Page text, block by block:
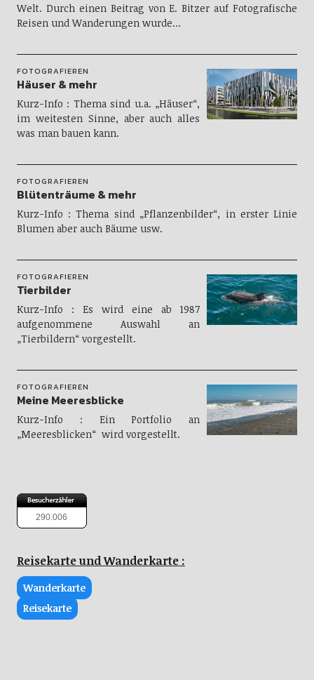
Welt. Durch einen Beitrag von E. Bitzer auf Fotografische
Reisen und Wanderungen wurde…
FOTOGRAFIEREN
Häuser & mehr
Kurz-Info : Thema sind u.a. „Häuser“,
im weitesten Sinne, aber auch alles
was man bauen kann.
FOTOGRAFIEREN
Blütenträume & mehr
Kurz-Info : Thema sind „Pflanzenbilder“, in erster Linie
Blumen aber auch Bäume usw.
FOTOGRAFIEREN
Tierbilder
Kurz-Info : Es wird eine ab 1987
aufgenommene Auswahl an
„Tierbildern“ vorgestellt.
FOTOGRAFIEREN
Meine Meeresblicke
Kurz-Info : Ein Portfolio an
„Meeresblicken“ wird vorgestellt.
290.006
Reisekarte und Wanderkarte :
Wanderkarte
Reisekarte